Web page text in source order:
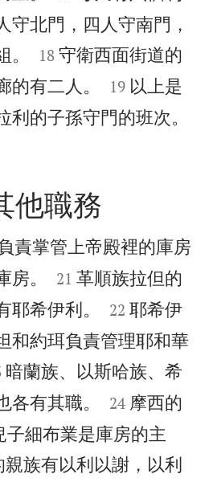
守北門，四人守南門，


18 守衛西面街道的
有二人。


19 以上是
的子孫守門的班次。
他職務
責掌管上帝殿裡的庫房
。


21 革順族拉但的
希伊利。


22 耶希伊
和約珥負責管理耶和華
暗蘭族、以斯哈族、希
有其職。


24 摩西的
細布業是庫房的主
親族有以利以謝，以利